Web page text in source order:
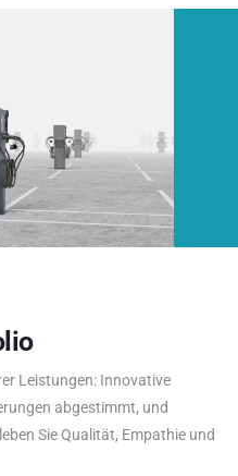
Leistungen: Innovative
abgestimmt, und
Sie Qualität, Empathie und